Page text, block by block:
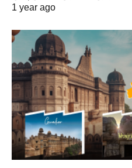
1 year ago